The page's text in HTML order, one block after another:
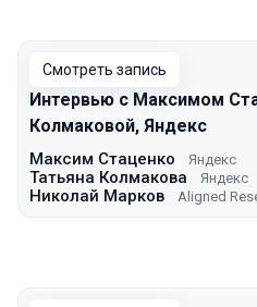
Смотреть запись
Интервью с Максимом
Колмаковой, Яндекс
Максим Стаценко Яндекс
Татьяна Колмакова Яндекс
Николай Марков Aligned